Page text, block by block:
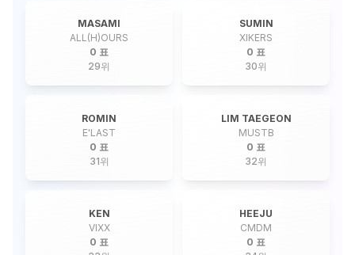
MASAMI
ALL(H)OURS
0 표
29위
SUMIN
XIKERS
0 표
30위
ROMIN
E'LAST
0 표
31위
LIM TAEGEON
MUSTB
0 표
32위
KEN
VIXX
0 표
HEEJU
CMDM
0 표